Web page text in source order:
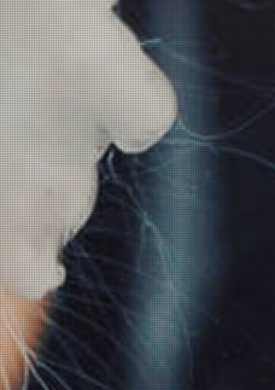
Beschreibung Produkt
Cotton Bacon
Die Cotton Bacon Prime
Selbstwickler das Must-
USA in Reinräumen
um Verunreinigungen
nicht chemisch behandelt
und hitzebeständig. Eine
Stränge Watte, die durch
Wicklungen mit Watte